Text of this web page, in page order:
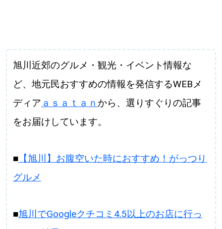
旭川近郊のグルメ・観光・イベント情報な
ど、地元民おすすめの情報を発信するWEBメ
ディア ａｓａｔａｎ から、選りすぐりの記事
をお届けしています。
■【旭川】お腹空いた時におすすめ！がっつり
グルメ
■旭川でGoogleクチコミ4.5以上のお店に行っ